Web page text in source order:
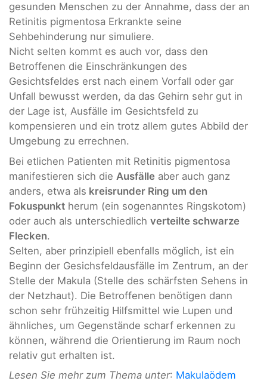
gesunden Menschen zu der Annahme, dass der an
Retinitis pigmentosa Erkrankte seine
Sehbehinderung nur simuliere.
Nicht selten kommt es auch vor, dass den
Betroffenen die Einschränkungen des
Gesichtsfeldes erst nach einem Vorfall oder gar
Unfall bewusst werden, da das Gehirn sehr gut in
der Lage ist, Ausfälle im Gesichtsfeld zu
kompensieren und ein trotz allem gutes Abbild der
Umgebung zu errechnen.
Bei etlichen Patienten mit Retinitis pigmentosa
manifestieren sich die Ausfälle aber auch ganz
anders, etwa als kreisrunder Ring um den
Fokuspunkt herum (ein sogenanntes Ringskotom)
oder auch als unterschiedlich verteilte schwarze
Flecken.
Selten, aber prinzipiell ebenfalls möglich, ist ein
Beginn der Gesichsfeldausfälle im Zentrum, an der
Stelle der Makula (Stelle des schärfsten Sehens in
der Netzhaut). Die Betroffenen benötigen dann
schon sehr frühzeitig Hilfsmittel wie Lupen und
ähnliches, um Gegenstände scharf erkennen zu
können, während die Orientierung im Raum noch
relativ gut erhalten ist.
Lesen Sie mehr zum Thema unter: Makulaödem